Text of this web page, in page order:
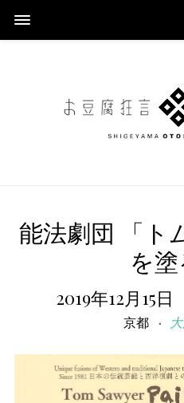
能法劇団 「ト
を塗
2019年12月15
京都